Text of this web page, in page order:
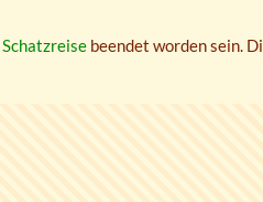
Schatzreisebeendet worden sein.